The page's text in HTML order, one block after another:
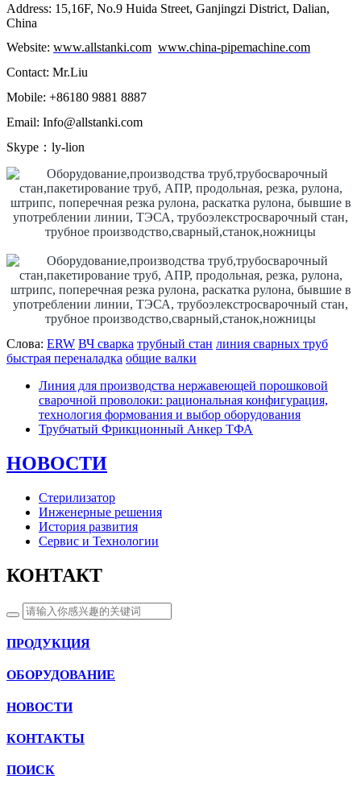
Address: 15,16F, No.9 Huida Street, Ganjingzi District, Dalian,
China
Website: www.allstanki.com www.china-pipemachine.com
Contact: Mr.Liu
Mobile: +86180 9881 8887
Email: Info@allstanki.com
Skype：ly-lion
Слова: ERW ВЧ сварка трубный стан линия сварных труб
быстрая переналадка общие валки
Линия для производства нержавеющей порошковой
сварочной проволоки: рациональная конфигурация,
технология формования и выбор оборудования
Трубчатый Фрикционный Анкер ТФА
НОВОСТИ
Стерилизатор
Инженерные решения
История развития
Сервис и Технологии
КОНТАКТ
ПРОДУКЦИЯ
ОБОРУДОВАНИЕ
НОВОСТИ
КОНТАКТЫ
ПОИСК